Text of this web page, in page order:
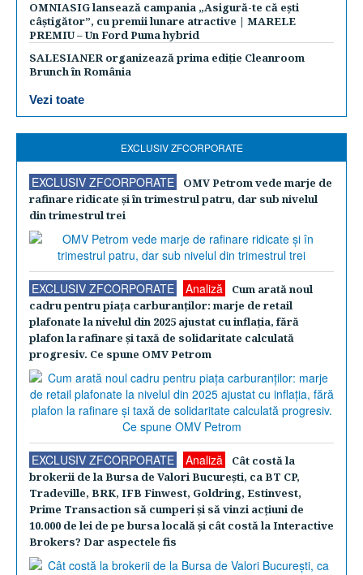
OMNIASIG lansează campania „Asigură-te că ești
câștigător”, cu premii lunare atractive | MARELE
PREMIU – Un Ford Puma hybrid
SALESIANER organizează prima ediție Cleanroom
Brunch în România
Vezi toate
EXCLUSIV ZFCORPORATE
EXCLUSIV ZFCORPORATE
OMV Petrom vede marje de
rafinare ridicate şi în trimestrul patru, dar sub nivelul
din trimestrul trei
EXCLUSIV ZFCORPORATE Analiză
Cum arată noul
cadru pentru piaţa carburanţilor: marje de retail
plafonate la nivelul din 2025 ajustat cu inflaţia, fără
plafon la rafinare şi taxă de solidaritate calculată
progresiv. Ce spune OMV Petrom
EXCLUSIV ZFCORPORATE Analiză
Cât costă la
brokerii de la Bursa de Valori Bucureşti, ca BT CP,
Tradeville, BRK, IFB Finwest, Goldring, Estinvest,
Prime Transaction să cumperi şi să vinzi acţiuni de
10.000 de lei de pe bursa locală şi cât costă la Interactive
Brokers? Dar aspectele fis